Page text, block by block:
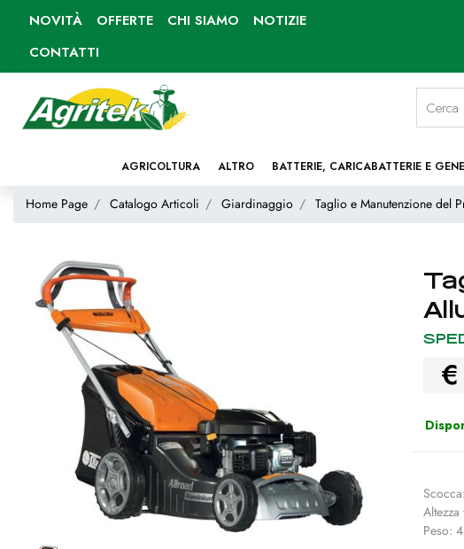
NOVITÀ OFFERTE CHI SIAMO
NOTIZIE
CONTATTI
La
AGRICOLTURA ALTRO BATTERIE, CARICABATTERIE E
Home Page Catalogo Articoli Giardinaggio Taglio e Manutenzione del
Peso: